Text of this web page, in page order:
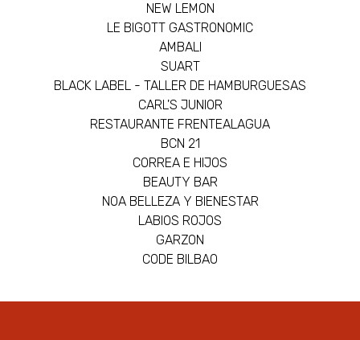
NEW LEMON
LE BIGOTT GASTRONOMIC
AMBALI
SUART
BLACK LABEL - TALLER DE HAMBURGUESAS
CARL'S JUNIOR
RESTAURANTE FRENTEALAGUA
BCN 21
CORREA E HIJOS
BEAUTY BAR
NOA BELLEZA Y BIENESTAR
LABIOS ROJOS
GARZON
CODE BILBAO